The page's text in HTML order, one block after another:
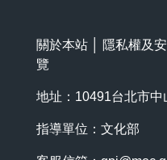
關於本站 隱私權及
覽
地址：10491台北市
指導單位：文化部